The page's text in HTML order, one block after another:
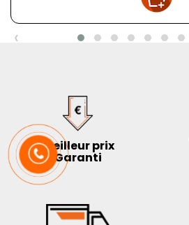
‹
Meilleur prix
Garanti